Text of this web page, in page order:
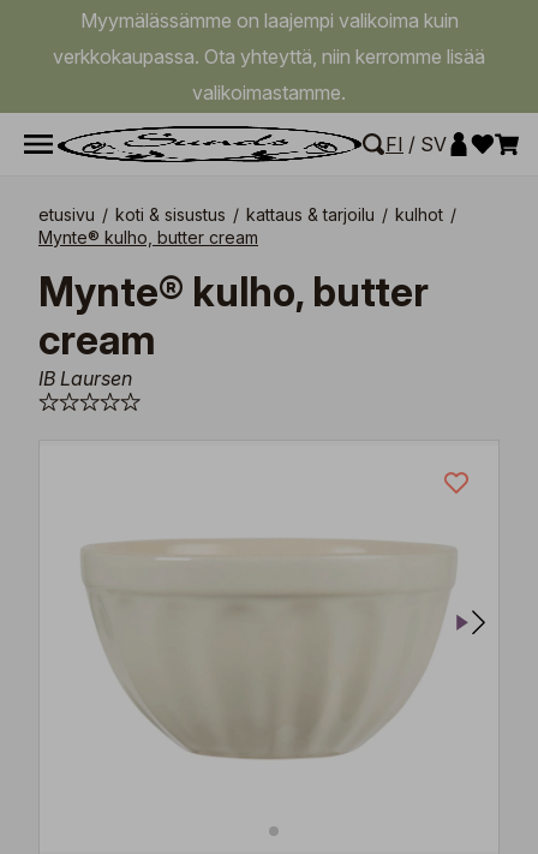
Myymälässämme on laajempi valikoima kuin
verkkokaupassa. Ota yhteyttä, niin kerromme lisää
valikoimastamme.
FI / SV
etusivu / koti & sisustus / kattaus & tarjoilu / kulhot /
Mynte® kulho, butter cream
Mynte® kulho, butter
cream
IB Laursen